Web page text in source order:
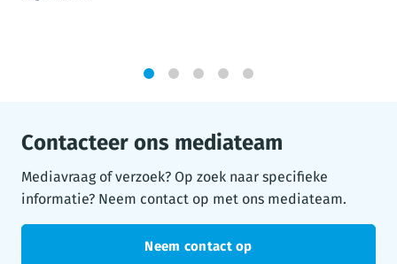
Contacteer ons mediateam
Mediavraag of verzoek? Op zoek naar specifieke
informatie? Neem contact op met ons mediateam.
Neem contact op